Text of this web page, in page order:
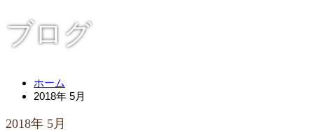
ブログ
ホーム
2018年 5月
2018年 5月